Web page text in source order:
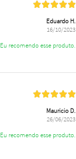
Eduardo H.
16/10/2023
Eu recomendo esse produto.
Mauricio D.
26/06/2023
Eu recomendo esse produto.